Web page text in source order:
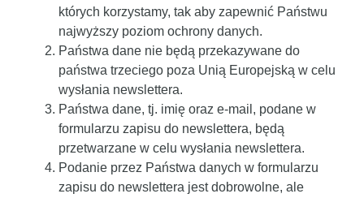
których korzystamy, tak aby zapewnić Państwu
najwyższy poziom ochrony danych.
Państwa dane nie będą przekazywane do
państwa trzeciego poza Unią Europejską w celu
wysłania newslettera.
Państwa dane, tj. imię oraz e-mail, podane w
formularzu zapisu do newslettera, będą
przetwarzane w celu wysłania newslettera.
Podanie przez Państwa danych w formularzu
zapisu do newslettera jest dobrowolne, ale